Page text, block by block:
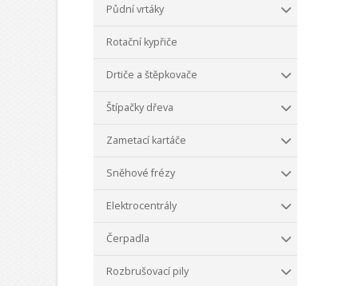
Půdní vrtáky
Rotační kypřiče
Drtiče a štěpkovače
Štípačky dřeva
Zametací kartáče
Sněhové frézy
Elektrocentrály
Čerpadla
Rozbrušovací pily